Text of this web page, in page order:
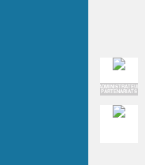
ADMINISTRATEUR
PARTENARIATS